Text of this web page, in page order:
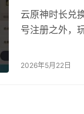
云原神时长兑
号注册之外，
免费时长累积
2026年5月22日